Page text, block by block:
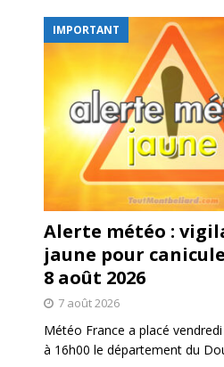
IMPORTANT
Alerte météo :
jaune pour
8 août 2026
7 août 2026
Météo France a placé
à 16h00 le département du